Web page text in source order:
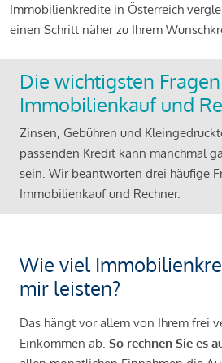
Immobilienkredite in Österreich
einen Schritt näher zu Ihrem
Die wichtigsten
Immobilienkauf und
Zinsen, Gebühren und
passenden Kredit kann manchmal
sein. Wir beantworten drei häufige
Immobilienkauf und Rechner.
Wie viel
mir leisten?
Das hängt vor allem von Ihrem frei
Einkommen ab. So rechnen Sie es